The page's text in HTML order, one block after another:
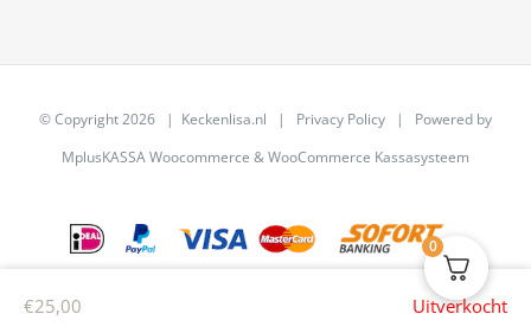
€25,00 Uitverkocht
© Copyright2026 | Keckenlisa.nl | Privacy Policy | Powered by
MplusKASSA Woocommerce &WooCommerce Kassasysteem
0